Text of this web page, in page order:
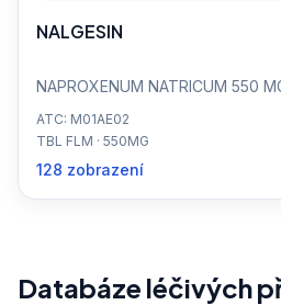
NALGESIN
NAPROXENUM NATRICUM 550
ATC: M01AE02
TBL FLM · 550MG
128 zobrazení
Databáze léčivých